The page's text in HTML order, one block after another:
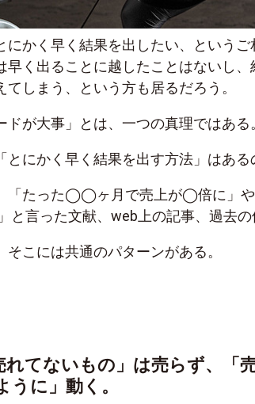
にかく早く結果を出したい、という
早く出ることに越したことはないし
てしまう、という方も居るだろう。
ドが大事」とは、一つの真理ではある
とにかく早く結果を出す方法」はある
「たった◯◯ヶ月で売上が◯倍に」や
言った文献、web上の記事、過去の
そこには共通のパターンがある。
れてないもの」は売らず、「
うに」動く。